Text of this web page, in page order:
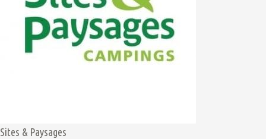
Sites & Paysages